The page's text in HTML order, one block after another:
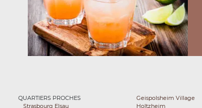
QUARTIERS PROCHES
Strasbourg Elsau
Geispolsheim Village
Holtzheim